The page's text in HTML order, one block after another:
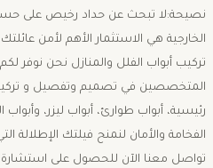
نصيحة:لا تبحث عن حداد رخيص على
الخارجية هي الاستثمار الأهم لأمن
تركيب أبواب الفلل والمنازل ​نحن نوفر
المتخصصين في تصميم وتفصيل و تركيب
رئيسية، أبواب طوارئ، أبواب ليزر،
الفخامة والأمان لنمنح فيلتك الإطلالة
تواصل معنا الآن للحصول على استشارة